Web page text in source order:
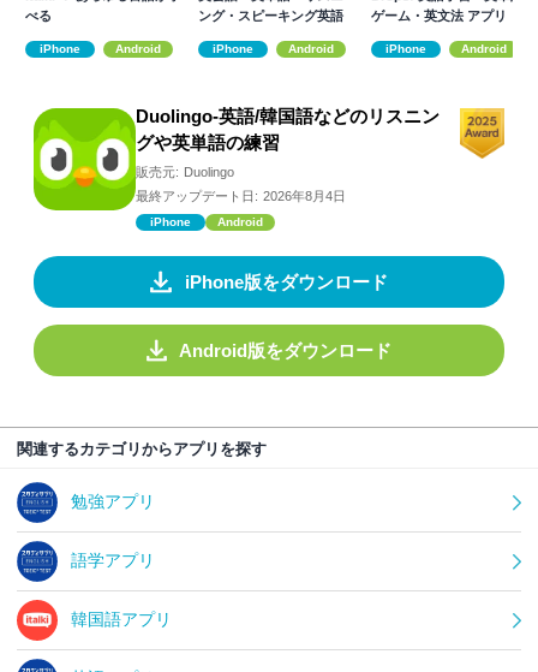
べる
iPhone Android
ング・スピーキング英語
iPhone Android
ゲーム・英文法 アプリ
iPhone Android
Duolingo-英語/韓国語などのリスニン
グや英単語の練習
販売元: Duolingo
最終アップデート日: 2026年8月4日
iPhone Android
iPhone版をダウンロード
Android版をダウンロード
関連するカテゴリからアプリを探す
勉強アプリ
語学アプリ
韓国語アプリ